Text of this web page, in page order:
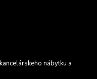
nábytku a